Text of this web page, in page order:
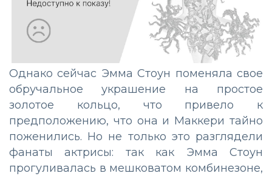
Однако сейчас Эмма Стоун поменяла свое
обручальное украшение на простое
золотое кольцо, что привело к
предположению, что она и Маккери тайно
поженились. Но не только это разглядели
фанаты актрисы: так как Эмма Стоун
прогуливалась в мешковатом комбинезоне,